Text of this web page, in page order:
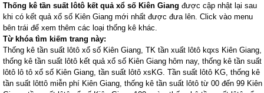
Thống kê tần suất lôtô kết quả xổ số Kiên Giang được cập nhật lại sau
khi có kết quả xổ số Kiên Giang mới nhất được đưa lên. Click vào menu
bên trái để xem thêm các loại thống kê khác.
Từ khóa tìm kiếm trang này:
Thống kê tần suất lôtô xổ số Kiên Giang, TK tần xuất lôtô kqxs Kiên Giang,
thống kê tần suất lôtô kết quả xổ số Kiên Giang hôm nay, thống kê tần suất
lôtô lô tô xổ số Kiên Giang, tần suất lôtô xsKG. Tần suất lôtô KG, thống kê
tần suất lôttô miễn phí Kiên Giang, thống kê tần suất lôtô từ 00 đến 99 Kiên